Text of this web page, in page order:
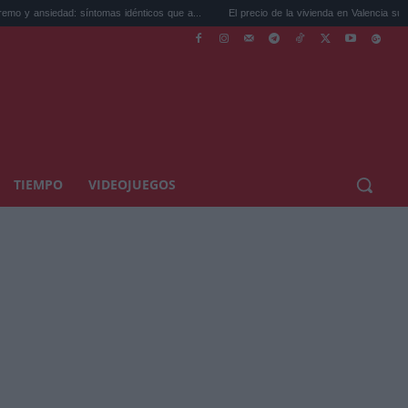
síntomas idénticos que a... El precio de la vivienda en Valencia sube a 3.485 ...
TIEMPO VIDEOJUEGOS